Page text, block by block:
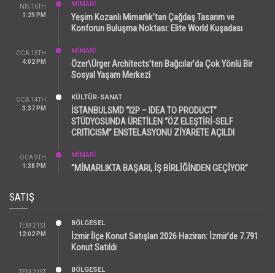
NIS 16TH
1:29 PM
MİMARİ
Yeşim Kozanlı Mimarlık’tan Çağdaş Tasarım ve
Konforun Buluşma Noktası: Elite World Kuşadası
OCA 15TH
4:02 PM
MİMARİ
Özer\Ürger Architects’ten Bağcılar’da Çok Yönlü Bir
Sosyal Yaşam Merkezi
OCA 14TH
3:37 PM
KÜLTÜR-SANAT
İSTANBULSMD “I2P – IDEA TO PRODUCT”
STÜDYOSUNDA ÜRETİLEN “ÖZ ELEŞTİRİ-SELF
CRITICISM” ENSTELASYONU ZİYARETE AÇILDI
OCA 9TH
1:38 PM
MİMARİ
“MİMARLIKTA BAŞARI, İŞ BİRLİĞİNDEN GEÇİYOR”
SATIŞ
TEM 21ST
12:02 PM
BÖLGESEL
İzmir İlçe Konut Satışları 2026 Haziran: İzmir’de 7.791
Konut Satıldı
BÖLGESEL